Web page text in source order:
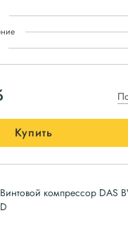
Купить
Винтовой компрессор DAS
D